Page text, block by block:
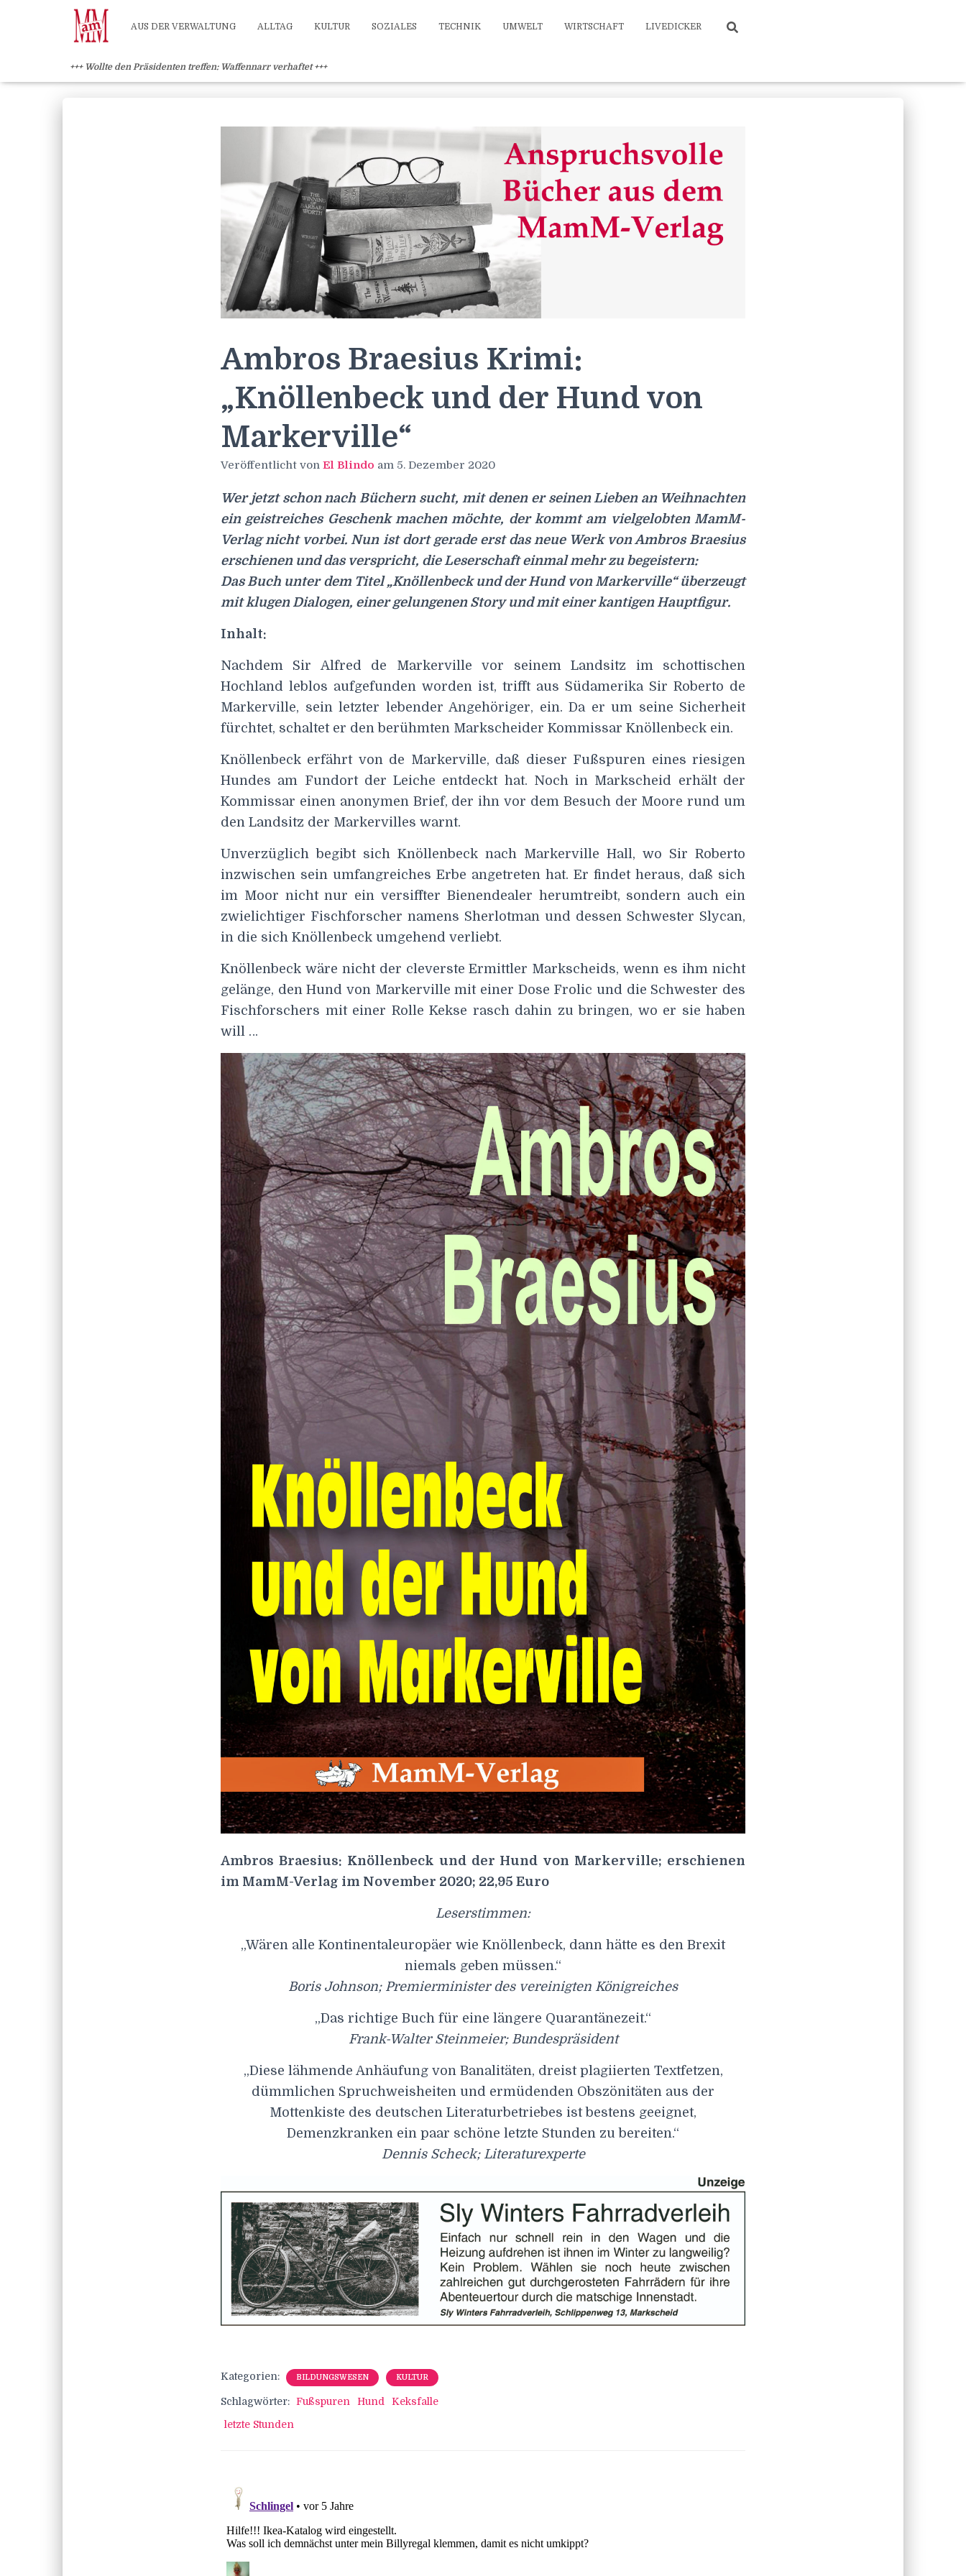
Weiterlesen" /> Weiterlesen" />
AUS DER VERWALTUNG ALLTAG KULTUR SOZIALES TECHNIK UMWELT WIRTSCHAFT LIVEDICKER
+++ Wollte den Präsidenten treffen: Waffennarr verhaftet +++
Ambros Braesius Krimi:
„Knöllenbeck und der Hund von
Markerville“
Veröffentlicht von El Blindo am 5. Dezember 2020
Wer jetzt schon nach Büchern sucht, mit denen er seinen Lieben an Weihnachten
ein geistreiches Geschenk machen möchte, der kommt am vielgelobten MamM-
Verlag nicht vorbei. Nun ist dort gerade erst das neue Werk von Ambros Braesius
erschienen und das verspricht, die Leserschaft einmal mehr zu begeistern:
Das Buch unter dem Titel „Knöllenbeck und der Hund von Markerville“ überzeugt
mit klugen Dialogen, einer gelungenen Story und mit einer kantigen Hauptfigur.
Inhalt:
Nachdem Sir Alfred de Markerville vor seinem Landsitz im schottischen
Hochland leblos aufgefunden worden ist, trifft aus Südamerika Sir Roberto de
Markerville, sein letzter lebender Angehöriger, ein. Da er um seine Sicherheit
fürchtet, schaltet er den berühmten Markscheider Kommissar Knöllenbeck ein.
Knöllenbeck erfährt von de Markerville, daß dieser Fußspuren eines riesigen
Hundes am Fundort der Leiche entdeckt hat. Noch in Markscheid erhält der
Kommissar einen anonymen Brief, der ihn vor dem Besuch der Moore rund um
den Landsitz der Markervilles warnt.
Unverzüglich begibt sich Knöllenbeck nach Markerville Hall, wo Sir Roberto
inzwischen sein umfangreiches Erbe angetreten hat. Er findet heraus, daß sich
im Moor nicht nur ein versiffter Bienendealer herumtreibt, sondern auch ein
zwielichtiger Fischforscher namens Sherlotman und dessen Schwester Slycan,
in die sich Knöllenbeck umgehend verliebt.
Knöllenbeck wäre nicht der cleverste Ermittler Markscheids, wenn es ihm nicht
gelänge, den Hund von Markerville mit einer Dose Frolic und die Schwester des
Fischforschers mit einer Rolle Kekse rasch dahin zu bringen, wo er sie haben
will …
Ambros Braesius: Knöllenbeck und der Hund von Markerville; erschienen
im MamM-Verlag im November 2020; 22,95 Euro
Leserstimmen:
„Wären alle Kontinentaleuropäer wie Knöllenbeck, dann hätte es den Brexit
niemals geben müssen.“
Boris Johnson; Premierminister des vereinigten Königreiches
„Das richtige Buch für eine längere Quarantänezeit.“
Frank-Walter Steinmeier; Bundespräsident
„Diese lähmende Anhäufung von Banalitäten, dreist plagiierten Textfetzen,
dümmlichen Spruchweisheiten und ermüdenden Obszönitäten aus der
Mottenkiste des deutschen Literaturbetriebes ist bestens geeignet,
Demenzkranken ein paar schöne letzte Stunden zu bereiten.“
Dennis Scheck; Literaturexperte
Kategorien: BILDUNGSWESEN KULTUR
Schlagwörter: Fußspuren Hund
Keksfalle
letzte Stunden